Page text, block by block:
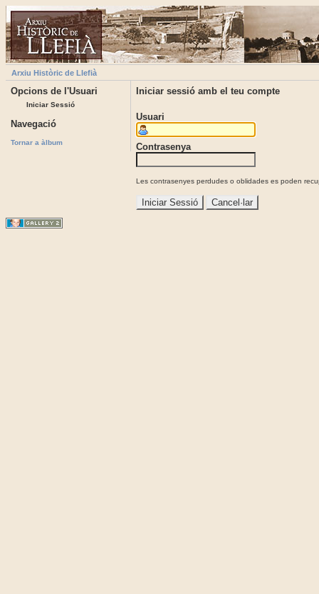
Arxiu Històric de Llefià
Opcions de l'Usuari
Iniciar Sessió
Navegació
Tornar a àlbum
Iniciar sessió amb el teu compte
Usuari
Contrasenya
Les contrasenyes perdudes o oblidades es poden